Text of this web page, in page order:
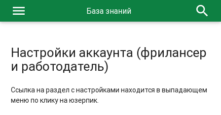
menu База знаний search
Настройки аккаунта (фрилансер
и работодатель)
Ссылка на раздел с настройками находится в выпадающем
меню по клику на юзерпик.